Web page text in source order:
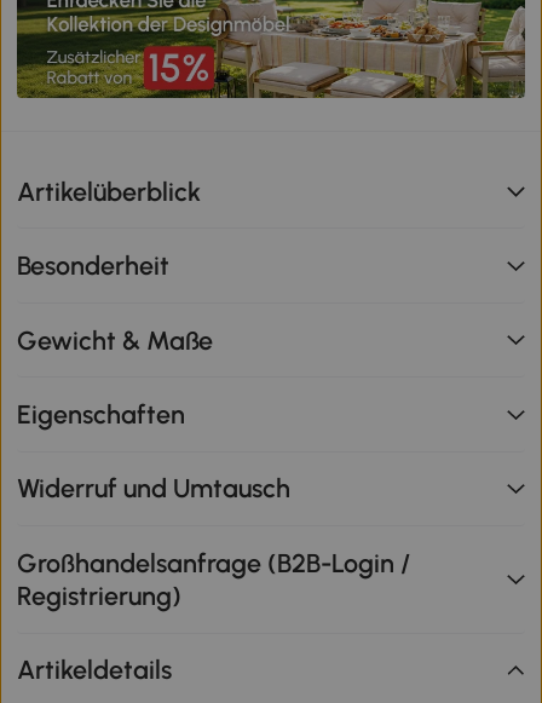
Artikelüberblick
Besonderheit
Gewicht & Maße
Eigenschaften
Widerruf und Umtausch
Großhandelsanfrage (B2B-Login /
Registrierung)
Artikeldetails